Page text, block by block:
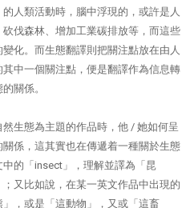
人類活動時，腦中浮現的，或許是人
伐森林、增加工業碳排放等，而這些
化。而生態翻譯則把關注點放在由人
中一個關注點，便是翻譯作為信息轉
關係。
生態為主題的作品時，他 / 她如何呈
係，這其實也在傳遞着一種關於生態
的「insect」，理解並譯為「昆
又比如說，在某一英文作品中出現的
」，或是「這動物」，又或「這畜